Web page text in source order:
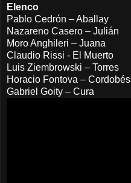
Elenco
Pablo Cedrón – Aballay
Nazareno Casero – Julián
Moro Anghileri – Juana
Claudio Rissi - El Muerto
Luis Ziembrowski – Torres
Horacio Fontova – Cordobés
Gabriel Goity – Cura